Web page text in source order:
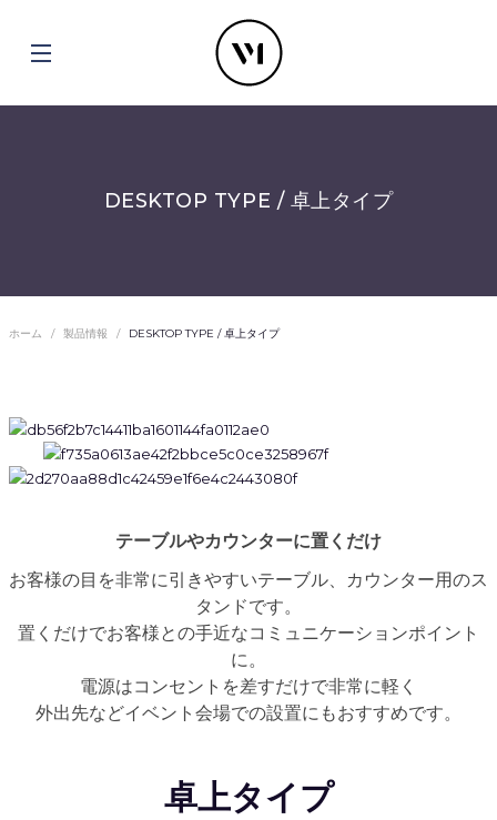
DESKTOP TYPE / 卓上タイプ
ホーム 製品情報 DESKTOP TYPE / 卓上タイプ
テーブルやカウンターに置くだけ
お客様の目を非常に引きやすいテーブル、カウンター用のス
タンドです。
置くだけでお客様との手近なコミュニケーションポイント
に。
電源はコンセントを差すだけで非常に軽く
外出先などイベント会場での設置にもおすすめです。
卓上タイプ